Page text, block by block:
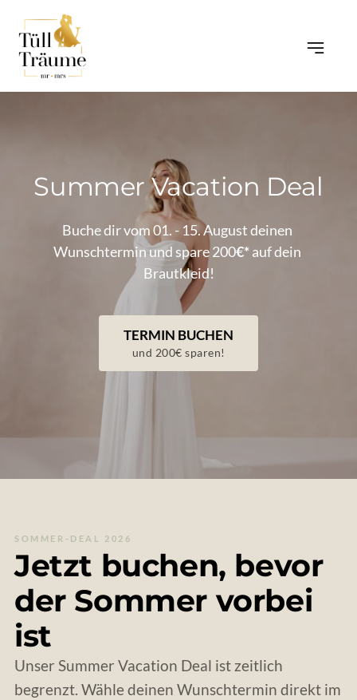
Summer Vacation Deal
Buche dir vom 01. - 15. August deinen
Wunschtermin und spare 200€* auf dein
Brautkleid!
TERMIN BUCHEN
und 200€ sparen!
SOMMER-DEAL 2026
Jetzt buchen, bevor
der Sommer vorbei
ist
Unser Summer Vacation Deal ist zeitlich
begrenzt. Wähle deinen Wunschtermin direkt im